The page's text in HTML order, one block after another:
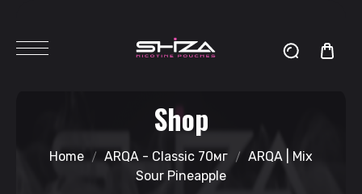
Shop
Home ARQA - Classic 70мг
ARQA | Mix
Sour Pineapple